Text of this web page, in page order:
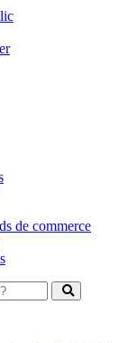
de commerce